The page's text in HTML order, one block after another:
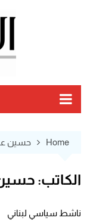
Home حسين
الكاتب:
ناشط سياسي لبناني